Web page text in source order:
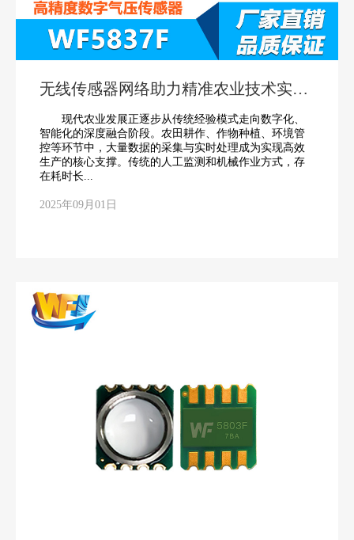
无线传感器网络助力精准农业技术实现
现代农业发展正逐步从传统经验模式走向数字化、
智能化的深度融合阶段。农田耕作、作物种植、环境管
控等环节中，大量数据的采集与实时处理成为实现高效
生产的核心支撑。传统的人工监测和机械作业方式，存
在耗时长...
2025年09月01日